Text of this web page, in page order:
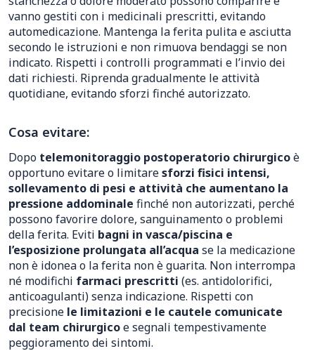
vanno gestiti con i medicinali prescritti, evitando
automedicazione. Mantenga la ferita pulita e asciutta
secondo le istruzioni e non rimuova bendaggi se non
indicato. Rispetti i controlli programmati e l’invio dei
dati richiesti. Riprenda gradualmente le attività
quotidiane, evitando sforzi finché autorizzato.
Cosa evitare:
Dopo telemonitoraggio postoperatorio chirurgicoè
opportuno evitare o limitaresforzi fisici intensi,
sollevamento di pesi e attività che aumentano la
pressione addominale finché non autorizzati, perché
possono favorire dolore, sanguinamento o problemi
della ferita. Eviti bagni in vasca/piscina e
l’esposizione prolungata all’acqua se la medicazione
non è idonea o la ferita non è guarita. Non interrompa
né modifichi farmaci prescritti (es. antidolorifici,
anticoagulanti) senza indicazione. Rispetti con
precisione le limitazioni e le cautele comunicate
dal team chirurgicoe segnali tempestivamente
peggioramento dei sintomi.